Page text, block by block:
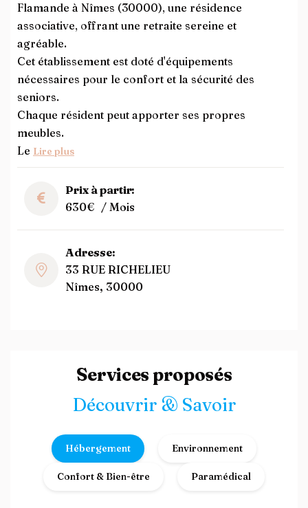
Flamande à Nîmes (30000), une résidence
associative, offrant une retraite sereine et
agréable.
Cet établissement est doté d'équipements
nécessaires pour le confort et la sécurité des
seniors.
Chaque résident peut apporter ses propres
meubles.
Le Lire plus
Prix à partir:
630€ / Mois
Adresse:
33 RUE RICHELIEU
Nîmes, 30000
Services proposés
Découvrir & Savoir
Hébergement Environnement
Confort & Bien-être Paramédical